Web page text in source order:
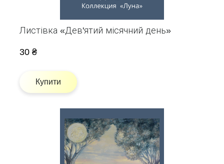
Листівка «Дев'ятий місячний день»
30 ₴
Купити